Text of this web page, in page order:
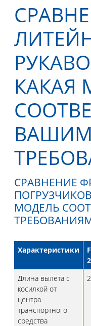
КАКАЯ
ВАШИМ
СРАВНЕНИЕ
ПОГРУЗЧИКОВ
МОДЕЛЬ
Характеристики
Длина вылета с
косилкой от
центра
транспортного
средства